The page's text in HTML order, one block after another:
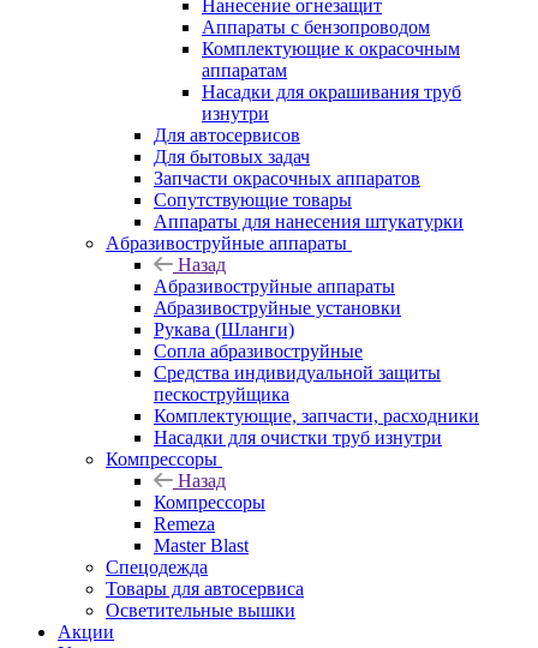
Нанесение огнезащит
Аппараты с бензопроводом
Комплектующие к окрасочным
аппаратам
Насадки для окрашивания труб
изнутри
Для автосервисов
Для бытовых задач
Запчасти окрасочных аппаратов
Сопутствующие товары
Аппараты для нанесения штукатурки
Aбразивоструйные аппараты
Назад
Aбразивоструйные аппараты
Абразивоструйные установки
Рукава (Шланги)
Сопла абразивоструйные
Средства индивидуальной защиты
пескоструйщика
Комплектующие, запчасти, расходники
Насадки для очистки труб изнутри
Компрессоры
Назад
Компрессоры
Remeza
Master Blast
Спецодежда
Товары для автосервиса
Осветительные вышки
Акции